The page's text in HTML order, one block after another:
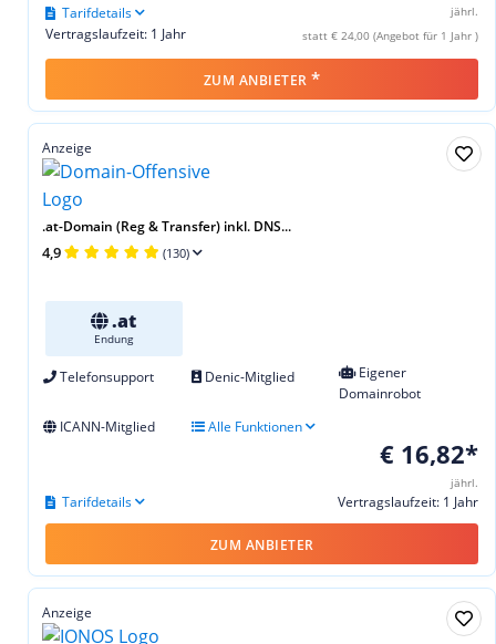
jährl.
statt € 24,00 (Angebot für 1 Jahr )
Vertragslaufzeit: 1 Jahr
Tarifdetails
ZUM ANBIETER *
Anzeige
.at-Domain (Reg & Transfer) inkl. DNS...
4,9 (130)
.at
Endung
Telefonsupport Denic-Mitglied
Eigener
Domainrobot
ICANN-Mitglied
Alle Funktionen
€ 16,82*
jährl.
Vertragslaufzeit: 1 Jahr
Tarifdetails
ZUM ANBIETER
Anzeige